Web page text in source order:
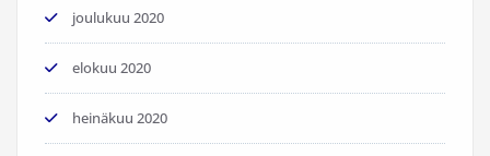
joulukuu 2020
elokuu 2020
heinäkuu 2020